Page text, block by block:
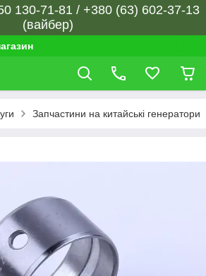
130-71-81 / +380 (63) 602-37-13
(вайбер)
Запчастини на китайські генератори